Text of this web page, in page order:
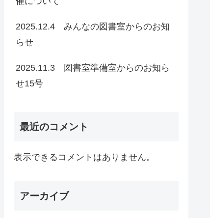
2025.12.4 みんなの図書室からのお知
らせ
2025.11.3 図書室準備室からのお知ら
せ15号
最近のコメント
表示できるコメントはありません。
アーカイブ